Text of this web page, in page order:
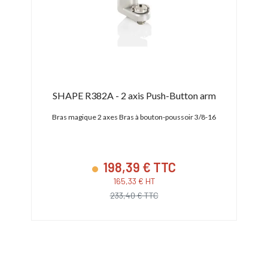
SHAPE R382A - 2 axis Push-Button arm
Bras magique 2 axes Bras à bouton-poussoir 3/8-16
198,39 € TTC
165,33 € HT
233,40 € TTC